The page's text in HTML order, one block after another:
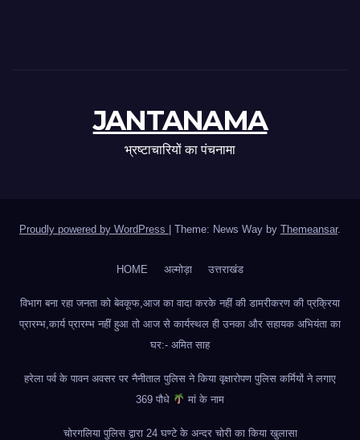
JANTANAMA
भ्रष्टाचारियों का पंचनामा
Proudly powered by WordPress Theme: News Way by Themeansar.
HOME अल्मोड़ा उत्तराखंड
विभाग बना रहा जनता को बेवकूफ,आज का वादा करके नहीं की डामरीकरण की प्रक्रिया
प्रारम्भ,कार्य प्रारम्भ नहीं हुआ तो आज से कार्यस्थल ही उनका और सहायक अभियंता का
घर:- अमित साह
हरेला पर्व के पावन अवसर पर नैनीताल पुलिस ने किया वृक्षारोपण पुलिस कर्मियों ने लगाए
369 पौधे
मां के नाम
चोरगलिया पुलिस द्वारा 24 घण्टे के अन्दर चोरी का किया खुलासा